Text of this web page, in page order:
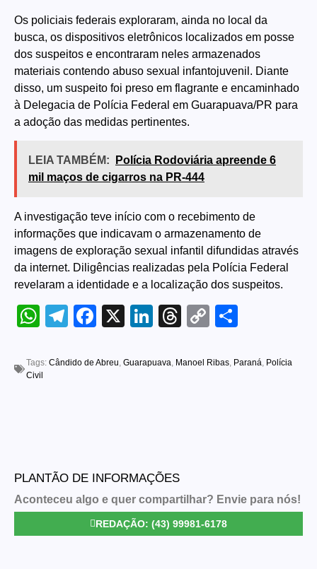
Os policiais federais exploraram, ainda no local da
busca, os dispositivos eletrônicos localizados em posse
dos suspeitos e encontraram neles armazenados
materiais contendo abuso sexual infantojuvenil. Diante
disso, um suspeito foi preso em flagrante e encaminhado
à Delegacia de Polícia Federal em Guarapuava/PR para
a adoção das medidas pertinentes.
LEIA TAMBÉM:
Polícia Rodoviária apreende 6
mil maços de cigarros na PR-444
A investigação teve início com o recebimento de
informações que indicavam o armazenamento de
imagens de exploração sexual infantil difundidas através
da internet. Diligências realizadas pela Polícia Federal
revelaram a identidade e a localização dos suspeitos.
WhatsApp
Telegram
Facebook
X LinkedIn
Threads
Copy
Tags: Cândido de Abreu, Guarapuava, Manoel Ribas, Paraná, Polícia
Civil
PLANTÃO DE INFORMAÇÕES
Aconteceu algo e quer compartilhar? Envie para nós!
REDAÇÃO: (43) 99981-6178